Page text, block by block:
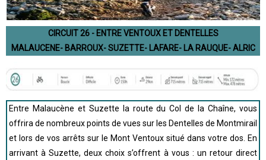
CIRCUIT 26 - ENTRE VENTOUX ET DENTELLES
MALAUCENE- BARROUX- SUZETTE- LAFARE- LA RAUQUE- ALRIC
Entre Malaucène et Suzette la route du Col de la Chaîne, vous
offrira de nombreux points de vues sur les Dentelles de Montmirail
et lors de vos arrêts sur le Mont Ventoux situé dans votre dos. En
arrivant à Suzette, deux choix s’offrent à vous : un retour direct